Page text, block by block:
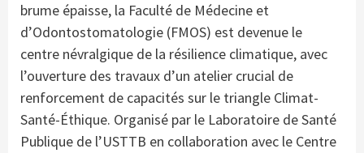
brume épaisse, la Faculté de Médecine et
d’Odontostomatologie (FMOS) est devenue le
centre névralgique de la résilience climatique, avec
l’ouverture des travaux d’un atelier crucial de
renforcement de capacités sur le triangle Climat-
Santé-Éthique. Organisé par le Laboratoire de Santé
Publique de l’USTTB en collaboration avec le Centre